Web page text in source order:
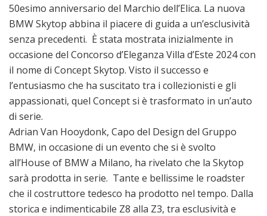
50esimo anniversario del Marchio dell’Elica. La nuova
BMW Skytop abbina il piacere di guida a un’esclusività
senza precedenti. È stata mostrata inizialmente in
occasione del Concorso d’Eleganza Villa d’Este 2024 con
il nome di Concept Skytop. Visto il successo e
l’entusiasmo che ha suscitato tra i collezionisti e gli
appassionati, quel Concept si è trasformato in un’auto
di serie.
Adrian Van Hooydonk, Capo del Design del Gruppo
BMW, in occasione di un evento che si è svolto
all’House of BMW a Milano, ha rivelato che la Skytop
sarà prodotta in serie. Tante e bellissime le roadster
che il costruttore tedesco ha prodotto nel tempo. Dalla
storica e indimenticabile Z8 alla Z3, tra esclusività e